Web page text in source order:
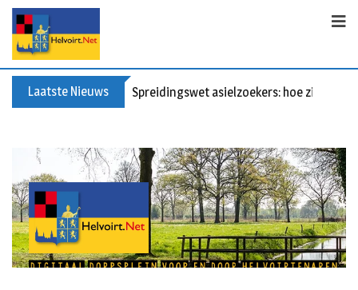
Laatste Nieuws Spreidingswet asielzoekers: hoe zit dat?